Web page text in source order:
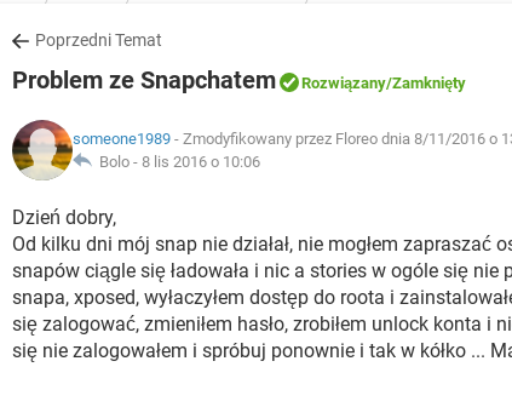
Poprzedni Temat
Problem ze Snapchatem Rozwiązany/Zamknięty
someone1989 - Zmodyfikowany przez Floreo dnia 8/11/2016 o
Bolo - 8 lis 2016 o 10:06
Dzień dobry,
Od kilku dni mój snap nie działał, nie mogłem zapraszać
snapów ciągle się ładowała i nic a stories w ogóle się nie
snapa, xposed, wyłaczyłem dostęp do roota i
się zalogować, zmieniłem hasło, zrobiłem unlock konta i
się nie zalogowałem i spróbuj ponownie i tak w kółko ...